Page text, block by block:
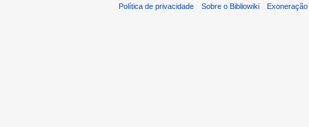
Política de privacidade Sobre o Bibliowiki